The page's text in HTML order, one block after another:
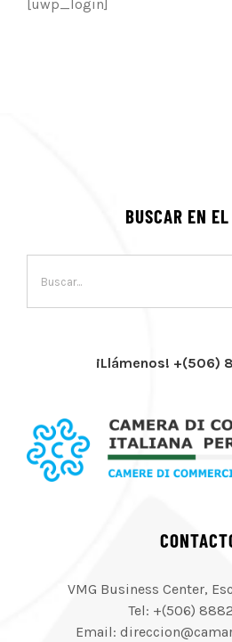
[uwp_login]
BUSCAR EN
¡Llámenos! +(506)
VMG Business Center,
Tel: +(506)
Email: